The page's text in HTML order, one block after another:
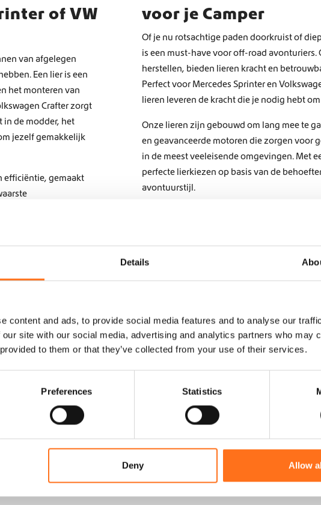
Details
content and ads, to provide social media features and to analyse our
site with our social media, advertising and analytics partners who may
to them or that they’ve collected from your use of their services.
Preferences Statistics
Deny Allow
of VW
van afgelegen
Een lier is een
het monteren van
Crafter zorgt
in de modder, het
jezelf gemakkelijk
efficiëntie, gemaakt
zijn deze lieren
road situaties, zodat
je dat het
dankzij op
van je
hulpmiddel
road taken kunt
lieren die voldoen aan
op pad kunt
road
voor je Camper
Of je nu rotsachtige paden doorkruist of
is een must-have voor off-road
herstellen, bieden lieren kracht en
Perfect voor Mercedes Sprinter en
lieren leveren de kracht die je nodig hebt
Onze lieren zijn gebouwd om lang mee te
en geavanceerde motoren die zorgen voor
in de meest veeleisende omgevingen. Met
perfecte lierkiezen op basis van de
avontuurstijl.
Het monteren van een lier is eenvoudig met
zodra deze is geïnstalleerd, biedt het
off-road uitdaging aankunt.
Kies uit onze selectie lieren bij Dutch Van
zwaarste trails met vertrouwen aan te gaan.